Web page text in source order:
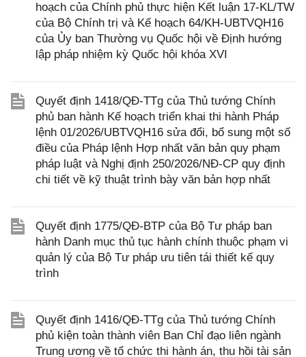
hoạch của Chính phủ thực hiện Kết luận 17-KL/TW
của Bộ Chính trị và Kế hoạch 64/KH-UBTVQH16
của Ủy ban Thường vụ Quốc hội về Định hướng
lập pháp nhiệm kỳ Quốc hội khóa XVI
Quyết định 1418/QĐ-TTg của Thủ tướng Chính
phủ ban hành Kế hoạch triển khai thi hành Pháp
lệnh 01/2026/UBTVQH16 sửa đổi, bổ sung một số
điều của Pháp lệnh Hợp nhất văn bản quy phạm
pháp luật và Nghị định 250/2026/NĐ-CP quy định
chi tiết về kỹ thuật trình bày văn bản hợp nhất
Quyết định 1775/QĐ-BTP của Bộ Tư pháp ban
hành Danh mục thủ tục hành chính thuộc phạm vi
quản lý của Bộ Tư pháp ưu tiên tái thiết kế quy
trình
Quyết định 1416/QĐ-TTg của Thủ tướng Chính
phủ kiện toàn thành viên Ban Chỉ đạo liên ngành
Trung ương về tổ chức thi hành án, thu hồi tài sản